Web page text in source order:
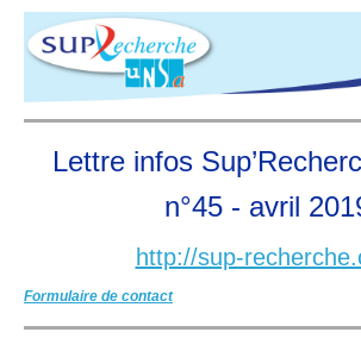
Lettre infos
n°45 - avril
http://sup-
Formulaire de contact